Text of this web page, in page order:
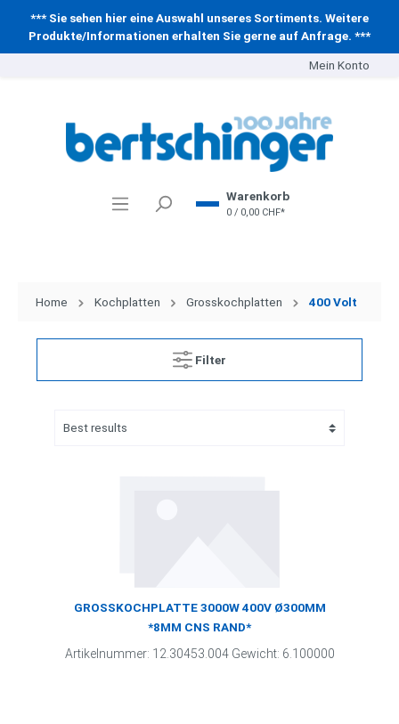
*** Sie sehen hier eine Auswahl unseres Sortiments. Weitere
Produkte/Informationen erhalten Sie gerne auf Anfrage. ***
Mein Konto
Warenkorb
0 / 0,00 CHF*
Home Kochplatten Grosskochplatten 400 Volt
Filter
GROSSKOCHPLATTE 3000W 400V Ø300MM
*8MM CNS RAND*
Artikelnummer: 12.30453.004 Gewicht: 6.100000